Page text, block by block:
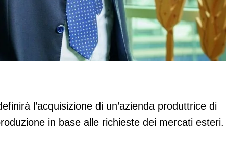
di sughi. La produzione sarà
l’acquisizione di un’azienda produttrice di
in base alle richieste dei mercati esteri.